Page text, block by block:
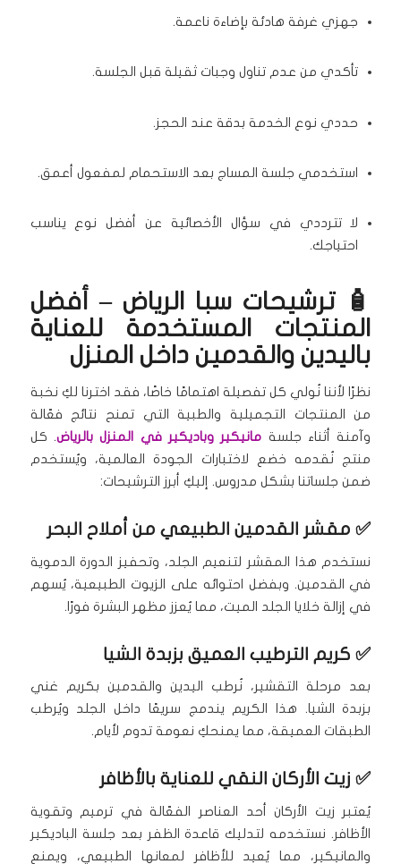
جهزي غرفة هادئة بإضاءة ناعمة.
تأكدي من عدم تناول وجبات ثقيلة قبل الجلسة.
حددي نوع الخدمة بدقة عند الحجز.
استخدمي جلسة المساج بعد الاستحمام لمفعول أعمق.
لا تترددي في سؤال الأخصائية عن أفضل نوع يناسب
احتياجك.
🧴 ترشيحات سبا الرياض – أفضل
المنتجات المستخدمة للعناية
باليدين والقدمين داخل المنزل
نظرًا لأننا نُولي كل تفصيلة اهتمامًا خاصًا، فقد اخترنا لكِ نخبة
من المنتجات التجميلية والطبية التي تمنح نتائج فعّالة
وآمنة أثناء جلسة مانيكير وباديكير في المنزل بالرياض. كل
منتج نُقدمه خضع لاختبارات الجودة العالمية، ويُستخدم
ضمن جلساتنا بشكل مدروس. إليكِ أبرز الترشيحات:
✅ مقشر القدمين الطبيعي من أملاح البحر
نستخدم هذا المقشر لتنعيم الجلد، وتحفيز الدورة الدموية
في القدمين. وبفضل احتوائه على الزيوت الطبيعية، يُسهم
في إزالة خلايا الجلد الميت، مما يُعزز مظهر البشرة فورًا.
✅ كريم الترطيب العميق بزبدة الشيا
بعد مرحلة التقشير، نُرطب اليدين والقدمين بكريم غني
بزبدة الشيا. هذا الكريم يندمج سريعًا داخل الجلد ويُرطب
الطبقات العميقة، مما يمنحكِ نعومة تدوم لأيام.
✅ زيت الأركان النقي للعناية بالأظافر
يُعتبر زيت الأركان أحد العناصر الفعّالة في ترميم وتقوية
الأظافر. نستخدمه لتدليك قاعدة الظفر بعد جلسة الباديكير
والمانيكير، مما يُعيد للأظافر لمعانها الطبيعي، ويمنع